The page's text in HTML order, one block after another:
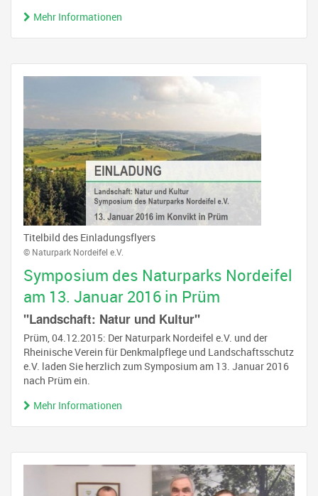
Mehr Informationen
Titelbild des Einladungsflyers
© Naturpark Nordeifel e.V.
Symposium des Naturparks Nordeifel
am 13. Januar 2016 in Prüm
"Landschaft: Natur und Kultur"
Prüm, 04.12.2015: Der Naturpark Nordeifel e.V. und der
Rheinische Verein für Denkmalpflege und Landschaftsschutz
e.V. laden Sie herzlich zum Symposium am 13. Januar 2016
nach Prüm ein.
Mehr Informationen